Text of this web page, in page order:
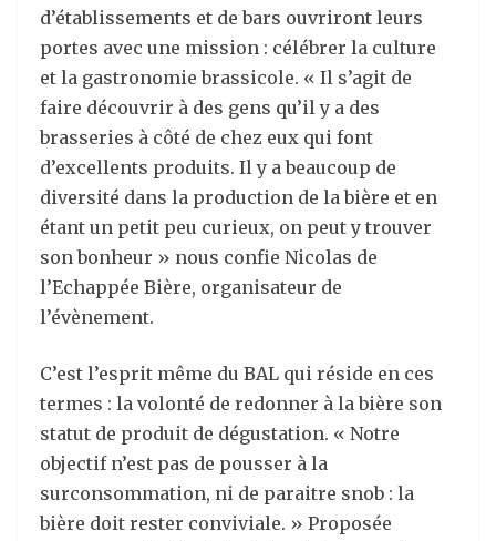
d’établissements et de bars ouvriront leurs
portes avec une mission : célébrer la culture
et la gastronomie brassicole. « Il s’agit de
faire découvrir à des gens qu’il y a des
brasseries à côté de chez eux qui font
d’excellents produits. Il y a beaucoup de
diversité dans la production de la bière et en
étant un petit peu curieux, on peut y trouver
son bonheur » nous confie Nicolas de
l’Echappée Bière, organisateur de
l’évènement.
C’est l’esprit même du BAL qui réside en ces
termes : la volonté de redonner à la bière son
statut de produit de dégustation. « Notre
objectif n’est pas de pousser à la
surconsommation, ni de paraitre snob : la
bière doit rester conviviale. » Proposée